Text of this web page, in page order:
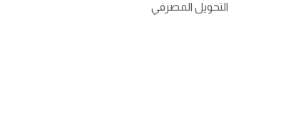
التحويل المصرفي